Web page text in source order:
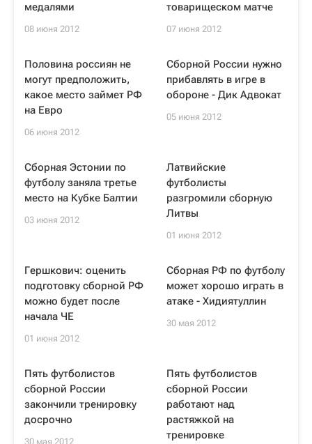
медалями
08 июня 2012
товарищеском матче
07 июня 2012
Половина россиян не
могут предположить,
какое место займет РФ
на Евро
06 июня 2012
Сборной России нужно
прибавлять в игре в
обороне - Дик Адвокат
05 июня 2012
Сборная Эстонии по
футболу заняла третье
место на Кубке Балтии
03 июня 2012
Латвийские
футболисты
разгромили сборную
Литвы
01 июня 2012
Гершкович: оценить
подготовку сборной РФ
можно будет после
начала ЧЕ
01 июня 2012
Сборная РФ по футболу
может хорошо играть в
атаке - Хидиятуллин
30 мая 2012
Пять футболистов
сборной России
закончили тренировку
досрочно
30 мая 2012
Пять футболистов
сборной России
работают над
растяжкой на
тренировке